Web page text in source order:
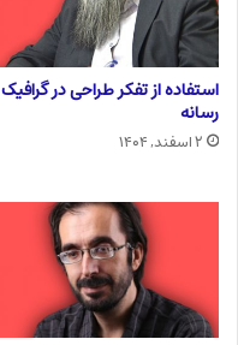
استفاده از تفکر طراحی در گرافیک
رسانه
۲ اسفند, ۱۴۰۴